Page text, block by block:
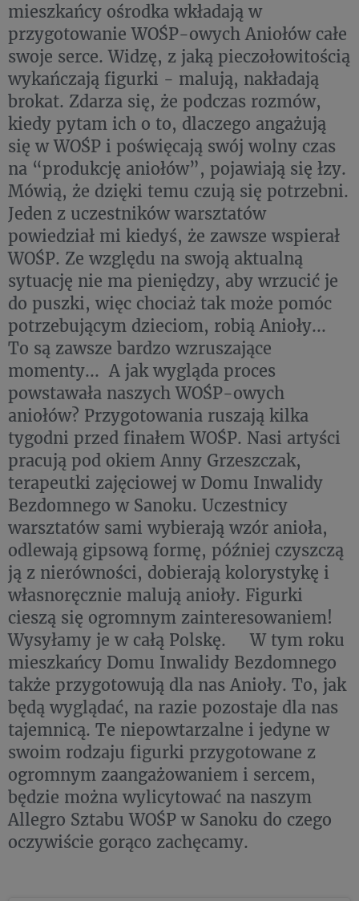
mieszkańcy ośrodka wkładają w
przygotowanie WOŚP-owych Aniołów całe
swoje serce. Widzę, z jaką pieczołowitością
wykańczają figurki - malują, nakładają
brokat. Zdarza się, że podczas rozmów,
kiedy pytam ich o to, dlaczego angażują
się w WOŚP i poświęcają swój wolny czas
na “produkcję aniołów”, pojawiają się łzy.
Mówią, że dzięki temu czują się potrzebni.
Jeden z uczestników warsztatów
powiedział mi kiedyś, że zawsze wspierał
WOŚP. Ze względu na swoją aktualną
sytuację nie ma pieniędzy, aby wrzucić je
do puszki, więc chociaż tak może pomóc
potrzebującym dzieciom, robią Anioły...
To są zawsze bardzo wzruszające
momenty... A jak wygląda proces
powstawała naszych WOŚP-owych
aniołów? Przygotowania ruszają kilka
tygodni przed finałem WOŚP. Nasi artyści
pracują pod okiem Anny Grzeszczak,
terapeutki zajęciowej w Domu Inwalidy
Bezdomnego w Sanoku. Uczestnicy
warsztatów sami wybierają wzór anioła,
odlewają gipsową formę, później czyszczą
ją z nierówności, dobierają kolorystykę i
własnoręcznie malują anioły. Figurki
cieszą się ogromnym zainteresowaniem!
Wysyłamy je w całą Polskę. W tym roku
mieszkańcy Domu Inwalidy Bezdomnego
także przygotowują dla nas Anioły. To, jak
będą wyglądać, na razie pozostaje dla nas
tajemnicą. Te niepowtarzalne i jedyne w
swoim rodzaju figurki przygotowane z
ogromnym zaangażowaniem i sercem,
będzie można wylicytować na naszym
Allegro Sztabu WOŚP w Sanoku do czego
oczywiście gorąco zachęcamy.